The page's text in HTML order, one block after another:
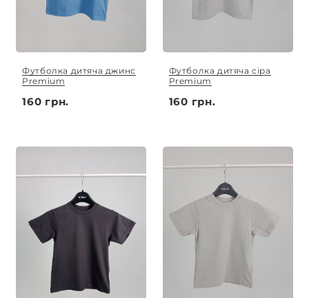
Футболка дитяча джинс
Premium
160 грн.
Футболка дитяча сіра
Premium
160 грн.